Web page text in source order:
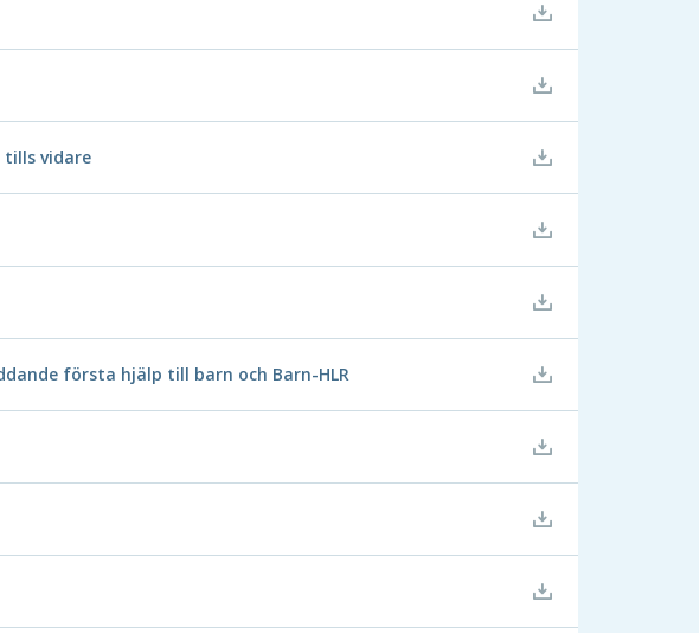
tills vidare
första hjälp till barn och Barn-HLR